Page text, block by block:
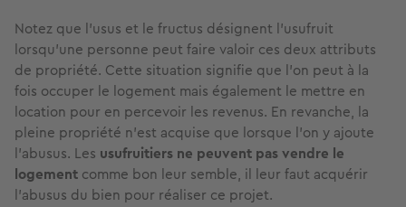
Notez que l’usus et le fructus désignent l’usufruit
lorsqu’une personne peut faire valoir ces deux attributs
de propriété. Cette situation signifie que l’on peut à la
fois occuper le logement mais également le mettre en
location pour en percevoir les revenus. En revanche, la
pleine propriété n’est acquise que lorsque l’on y ajoute
l’abusus. Les usufruitiers ne peuvent pas vendre le
logement comme bon leur semble, il leur faut acquérir
l’abusus du bien pour réaliser ce projet.